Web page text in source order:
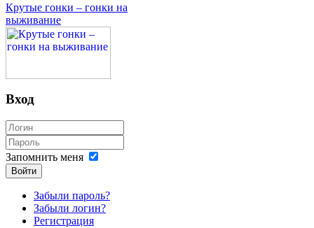
Крутые гонки – гонки на
выживание
Вход
Запомнить меня
Войти
Забыли пароль?
Забыли логин?
Регистрация